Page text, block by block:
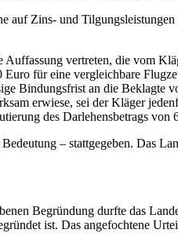
Zins- und
vertreten, die vom
für eine vergleichbare
Bindungsfrist an die
erwiese, sei der Kläger
des Darlehensbetrags
– stattgegeben. Das
Begründung durfte das
ist. Das angefochtene